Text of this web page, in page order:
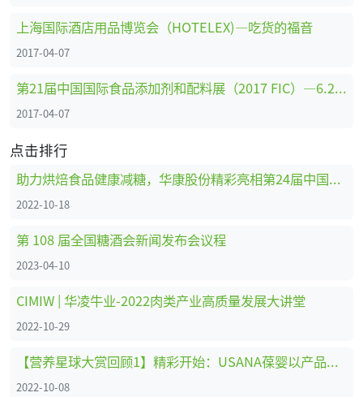
上海国际酒店用品博览会（HOTELEX)—吃货的福音
2017-04-07
第21届中国国际食品添加剂和配料展（2017 FIC）—6.2馆展位剪影
2017-04-07
点击排行
助力烘焙食品健康减糖，华康股份精彩亮相第24届中国国际焙烤展
2022-10-18
第 108 届全国糖酒会新闻发布会议程
2023-04-10
CIMIW | 华凌牛业-2022肉类产业高质量发展大讲堂
2022-10-29
【营养星球大赏回顾1】精彩开始：USANA葆婴以产品创新为品牌赋能
2022-10-08